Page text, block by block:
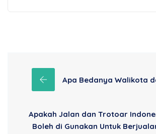
Apa Bedanya Walikota
Apakah Jalan dan Trotoar
Boleh di Gunakan Untuk